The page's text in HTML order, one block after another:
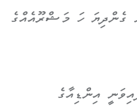
ގެންދިޔަ ހަ މަޝްރޫއެއްގެ
އިންޑިއާގެ